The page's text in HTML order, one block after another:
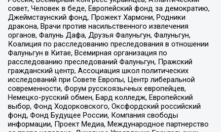
совет, Человек в беде, Европейский фонд за демократию,
Джеймстаунский фонд, Прожект Хармони, Родники
дракона, Врачи против насильственного извлечения
органов, Фалунь Дафа, Друзья Фалуньгун, Фалуньгун,
Коалиция по расследованию преследования в отношении
Фалуньгун в Китае, Всемирная организация по
расследованию преследований Фалуньгун, Пражский
гражданский центр, Ассоциация школ политических
исследований при Совете Европы, Центр либеральной
современности, Форум русскоязычных европейцев,
Немецко-русский обмен, Бард колледж, Европейский
выбор, Фонд Ходорковского, Оксфордский российский
фонд, Фонд Будущее России, Компания свободы
информации, Проект Медиа, Международное партнерство